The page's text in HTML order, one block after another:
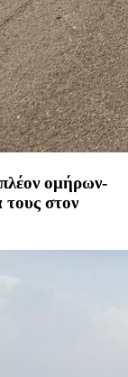
ομήρων-
τους στον